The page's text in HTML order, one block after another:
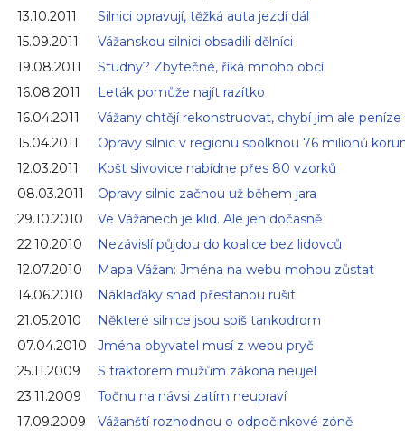
13.10.2011
Silnici opravují, těžká auta jezdí dál
15.09.2011
Vážanskou silnici obsadili dělníci
19.08.2011
Studny? Zbytečné, říká mnoho obcí
16.08.2011
Leták pomůže najít razítko
16.04.2011
Vážany chtějí rekonstruovat, chybí jim ale peníze
15.04.2011
Opravy silnic v regionu spolknou 76 milionů
12.03.2011
Košt slivovice nabídne přes 80 vzorků
08.03.2011
Opravy silnic začnou už během jara
29.10.2010
Ve Vážanech je klid. Ale jen dočasně
22.10.2010
Nezávislí půjdou do koalice bez lidovců
12.07.2010
Mapa Vážan: Jména na webu mohou zůstat
14.06.2010
Náklaďáky snad přestanou rušit
21.05.2010
Některé silnice jsou spíš tankodrom
07.04.2010
Jména obyvatel musí z webu pryč
25.11.2009
S traktorem mužům zákona neujel
23.11.2009
Točnu na návsi zatím neupraví
17.09.2009
Vážanští rozhodnou o odpočinkové zóně